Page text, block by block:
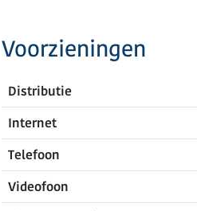
Voorzieningen
Distributie
Internet
Telefoon
Videofoon